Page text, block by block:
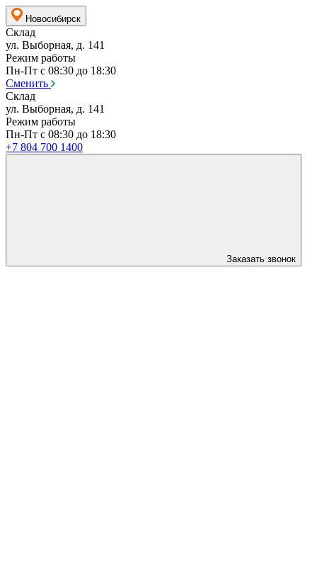
Новосибирск
Склад
ул. Выборная, д. 141
Режим работы
Пн-Пт с 08:30 до 18:30
Сменить
Склад
ул. Выборная, д. 141
Режим работы
Пн-Пт с 08:30 до 18:30
+7 804 700 1400
Заказать звонок